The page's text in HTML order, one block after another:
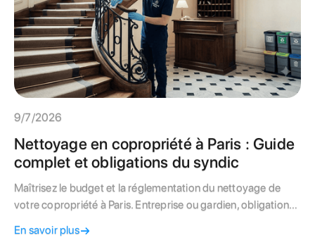
9/7/2026
Nettoyage en copropriété à Paris : Guide
complet et obligations du syndic
Maîtrisez le budget et la réglementation du nettoyage de
votre copropriété à Paris. Entreprise ou gardien, obligations
découvrez notre guide d'expert.
En savoir plus